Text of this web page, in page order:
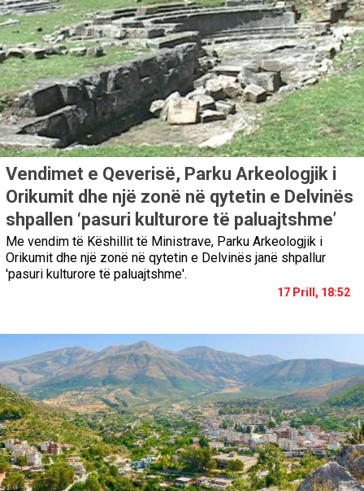
Vendimet e Qeverisë, Parku Arkeologjik i
Orikumit dhe një zonë në qytetin e Delvinës
shpallen ‘pasuri kulturore të paluajtshme’
Me vendim të Këshillit të Ministrave, Parku Arkeologjik i
Orikumit dhe një zonë në qytetin e Delvinës janë shpallur
'pasuri kulturore të paluajtshme'.
17 Prill, 18:52